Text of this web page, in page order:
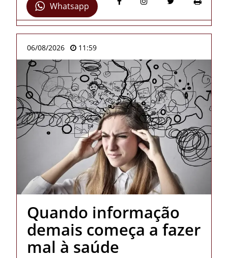
Whatsapp
06/08/2026 11:59
Quando informação
demais começa a fazer
mal à saúde